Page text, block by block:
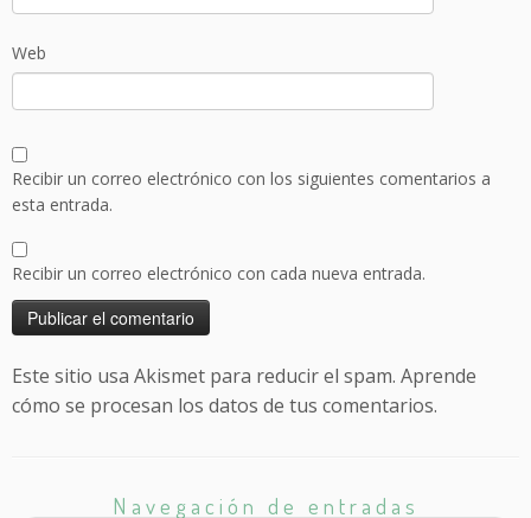
Web
Recibir un correo electrónico con los siguientes comentarios a
esta entrada.
Recibir un correo electrónico con cada nueva entrada.
Este sitio usa Akismet para reducir el spam. Aprende
cómo se procesan los datos de tus comentarios.
Navegación de entradas